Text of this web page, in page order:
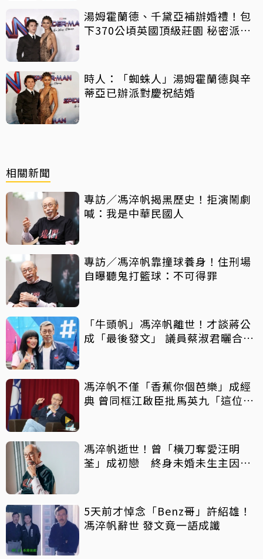
湯姆霍蘭德、千黛亞補辦婚禮！包
下370公頃英國頂級莊園 秘密派對
時人：「蜘蛛人」湯姆霍蘭德與辛
蒂亞已辦派對慶祝結婚
相關新聞
專訪／馮淬帆揭黑歷史！拒演鬧劇
喊：我是中華民國人
專訪／馮淬帆靠撞球養身！住刑場
自曝聽鬼打籃球：不可得罪
「牛頭帆」馮淬帆離世！才談蔣公
成「最後發文」 議員蔡淑君曬合照
馮淬帆不僅「香蕉你個芭樂」成經
典 曾同框江啟臣批馬英九「這位先
馮淬帆逝世！曾「橫刀奪愛汪明
荃」成初戀 終身未婚未生主因曝
5天前才悼念「Benz哥」許紹雄！
馮淬帆辭世 發文竟一語成讖